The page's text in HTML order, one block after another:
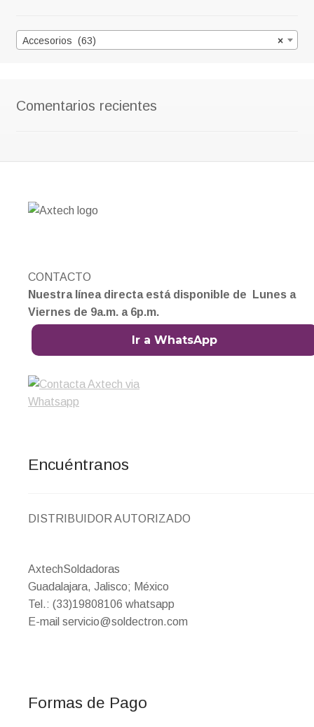
×
Accesorios (63)
Comentarios recientes
CONTACTO
Nuestra línea directa está disponible de Lunes a
Viernes de 9a.m. a 6p.m.
Ir a WhatsApp
Encuéntranos
DISTRIBUIDOR AUTORIZADO
AxtechSoldadoras
Guadalajara, Jalisco; México
Tel.: (33)19808106 whatsapp
E-mail servicio@soldectron.com
Formas de Pago